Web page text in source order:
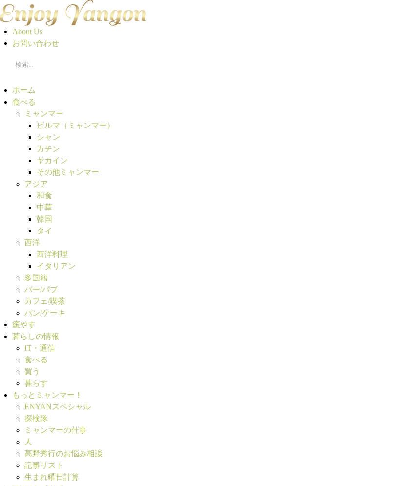
About Us
お問い合わせ
ホーム
食べる
ミャンマー
ビルマ（ミャンマー）
シャン
カチン
ヤカイン
その他ミャンマー
アジア
和食
中華
韓国
タイ
西洋
西洋料理
イタリアン
多国籍
バー/パブ
カフェ/喫茶
パン/ケーキ
癒やす
暮らしの情報
IT・通信
食べる
買う
暮らす
もっとミャンマー！
ENYANスペシャル
探検隊
ミャンマーの仕事
人
高野秀行のお悩み相談
記事リスト
生まれ曜日計算